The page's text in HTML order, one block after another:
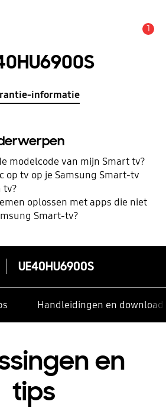
1
informatie
modelcode van mijn Smart tv?
op tv op je Samsung Smart-tv
tv?
oplossen met apps die niet
Smart-tv?
UE40HU6900S
Handleidingen en
en
tips